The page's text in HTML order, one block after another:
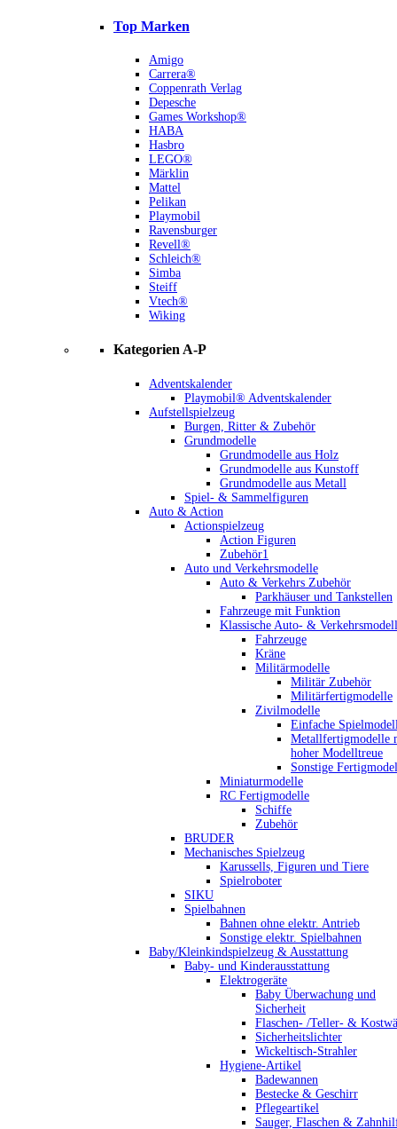
Top Marken
Amigo
Carrera®
Coppenrath Verlag
Depesche
Games Workshop®
HABA
Hasbro
LEGO®
Märklin
Mattel
Pelikan
Playmobil
Ravensburger
Revell®
Schleich®
Simba
Steiff
Vtech®
Wiking
Kategorien A-P
Adventskalender
Playmobil® Adventskalender
Aufstellspielzeug
Burgen, Ritter & Zubehör
Grundmodelle
Grundmodelle aus Holz
Grundmodelle aus Kunstoff
Grundmodelle aus Metall
Spiel- & Sammelfiguren
Auto & Action
Actionspielzeug
Action Figuren
Zubehör1
Auto und Verkehrsmodelle
Auto & Verkehrs Zubehör
Parkhäuser und Tankstellen
Fahrzeuge mit Funktion
Klassische Auto- &
Fahrzeuge
Kräne
Militärmodelle
Militär Zubehör
Militärfertigmodelle
Zivilmodelle
Einfache
Metallfertigmodelle
hoher Modelltreue
Sonstige
Miniaturmodelle
RC Fertigmodelle
Schiffe
Zubehör
BRUDER
Mechanisches Spielzeug
Karussells, Figuren und Tiere
Spielroboter
SIKU
Spielbahnen
Bahnen ohne elektr. Antrieb
Sonstige elektr. Spielbahnen
Baby/Kleinkindspielzeug & Ausstattung
Baby- und Kinderausstattung
Elektrogeräte
Baby Überwachung und
Sicherheit
Flaschen- /Teller- &
Sicherheitslichter
Wickeltisch-Strahler
Hygiene-Artikel
Badewannen
Bestecke & Geschirr
Pflegeartikel
Sauger, Flaschen &